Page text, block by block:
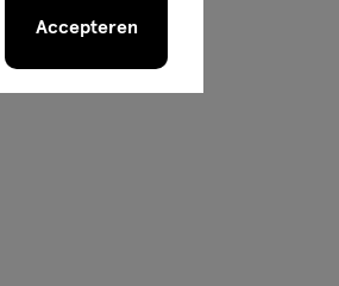
Accepteren